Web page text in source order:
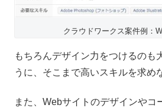
クラウドワークス案件例：
もちろんデザイン力をつけるのも
うに、そこまで高いスキルを求め
また、Webサイトのデザインやコ